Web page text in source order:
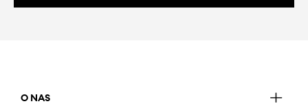
O NAS